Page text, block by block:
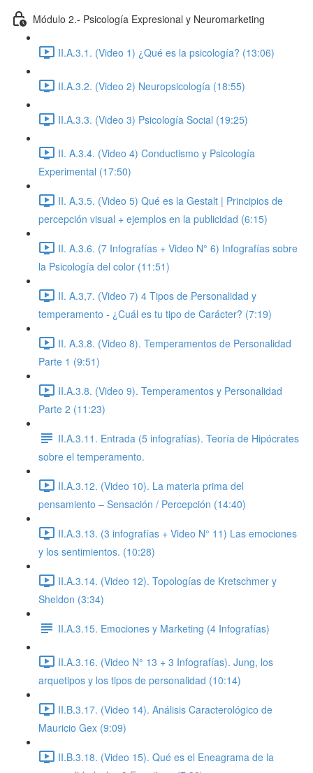
Módulo 2.- Psicología Expresional y Neuromarketing
II.A.3.1. (Video 1) ¿Qué es la psicología? (13:06)
II.A.3.2. (Video 2) Neuropsicología (18:55)
II.A.3.3. (Video 3) Psicología Social (19:25)
II. A.3.4. (Video 4) Conductismo y Psicología
Experimental (17:50)
II. A.3.5. (Video 5) Qué es la Gestalt | Principios de
percepción visual + ejemplos en la publicidad (6:15)
II. A.3.6. (7 Infografías + Video N° 6) Infografías sobre
la Psicología del color (11:51)
II. A.3,7. (Video 7) 4 Tipos de Personalidad y
temperamento - ¿Cuál es tu tipo de Carácter? (7:19)
II. A.3.8. (Video 8). Temperamentos de Personalidad
Parte 1 (9:51)
II.A.3.8. (Video 9). Temperamentos y Personalidad
Parte 2 (11:23)
II.A.3.11. Entrada (5 infografías). Teoría de Hipócrates
sobre el temperamento.
II.A.3.12. (Video 10). La materia prima del
pensamiento – Sensación / Percepción (14:40)
II.A.3.13. (3 infografías + Video N° 11) Las emociones
y los sentimientos. (10:28)
II.A.3.14. (Video 12). Topologías de Kretschmer y
Sheldon (3:34)
II.A.3.15. Emociones y Marketing (4 Infografías)
II.A.3.16. (Video N° 13 + 3 Infografías). Jung, los
arquetipos y los tipos de personalidad (10:14)
II.B.3.17. (Video 14). Análisis Caracterológico de
Mauricio Gex (9:09)
II.B.3.18. (Video 15). Qué es el Eneagrama de la